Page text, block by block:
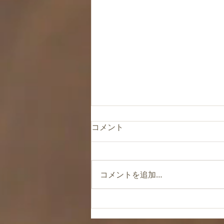
半和室を、北欧スタイルな部
コメント
コメントを追加…